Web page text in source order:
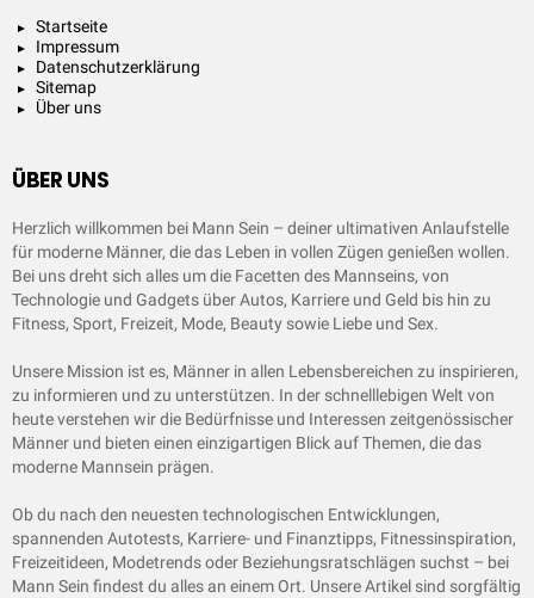
Startseite
Impressum
Datenschutzerklärung
Sitemap
Über uns
ÜBER UNS
Herzlich willkommen bei Mann Sein – deiner ultimativen Anlaufstelle
für moderne Männer, die das Leben in vollen Zügen genießen wollen.
Bei uns dreht sich alles um die Facetten des Mannseins, von
Technologie und Gadgets über Autos, Karriere und Geld bis hin zu
Fitness, Sport, Freizeit, Mode, Beauty sowie Liebe und Sex.
Unsere Mission ist es, Männer in allen Lebensbereichen zu inspirieren,
zu informieren und zu unterstützen. In der schnelllebigen Welt von
heute verstehen wir die Bedürfnisse und Interessen zeitgenössischer
Männer und bieten einen einzigartigen Blick auf Themen, die das
moderne Mannsein prägen.
Ob du nach den neuesten technologischen Entwicklungen,
spannenden Autotests, Karriere- und Finanztipps, Fitnessinspiration,
Freizeitideen, Modetrends oder Beziehungsratschlägen suchst – bei
Mann Sein findest du alles an einem Ort. Unsere Artikel sind sorgfältig